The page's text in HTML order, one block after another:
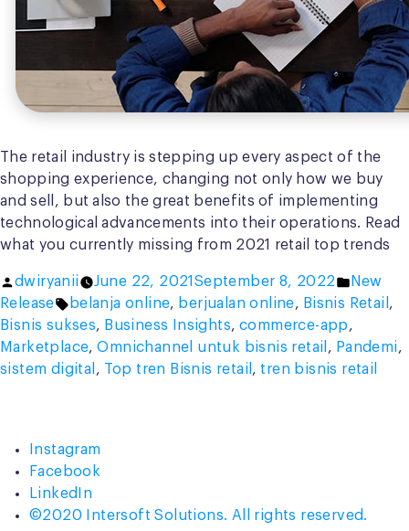
The retail industry is stepping up every aspect of the
shopping experience, changing not only how we buy
and sell, but also the great benefits of implementing
technological advancements into their operations. Read
what you currently missing from 2021 retail top trends
Posted
by
dwiryanii June 22, 2021 September 8, 2022
Posted
in
New
Release
Tags:
belanja online, berjualan online, Bisnis Retail ,
Bisnis sukses, Business Insights,commerce-app,
Marketplace,Omnichannel untuk bisnis retail , Pandemi,
sistem digital , Top tren Bisnis retail , tren bisnis retail
Instagram
Facebook
LinkedIn
©2020 Intersoft Solutions. All rights reserved.